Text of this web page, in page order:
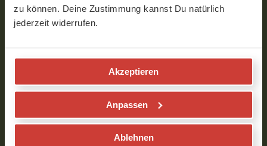
zu können. Deine Zustimmung kannst Du natürlich
jederzeit widerrufen.
Akzeptieren
Anpassen
Ablehnen
Angela
Verfasst am 06.11.2023 um 18:55
Um Kommentare schreiben zu können, musst Du